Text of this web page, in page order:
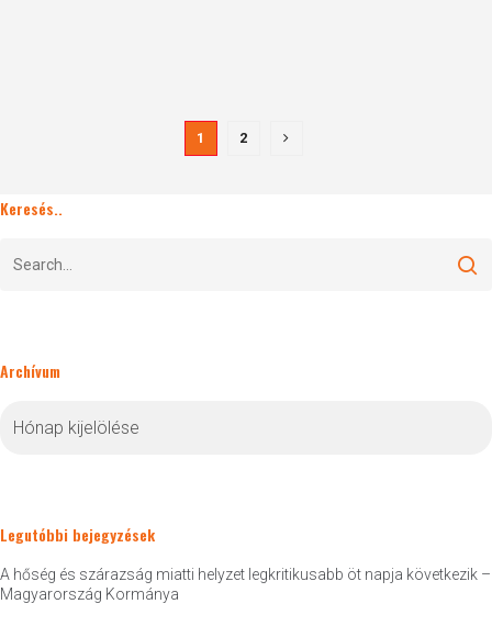
1 2
Keresés..
Archívum
Legutóbbi bejegyzések
A hőség és szárazság miatti helyzet legkritikusabb öt napja következik –
Magyarország Kormánya